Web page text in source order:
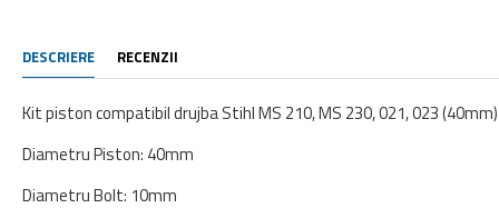
DESCRIERE RECENZII
Kit piston compatibil drujba Stihl MS 210, MS 230, 021, 023 (40mm)
Diametru Piston: 40mm
Diametru Bolt: 10mm